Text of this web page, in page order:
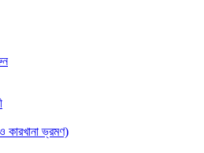
কারখানা ভ্রমণ)